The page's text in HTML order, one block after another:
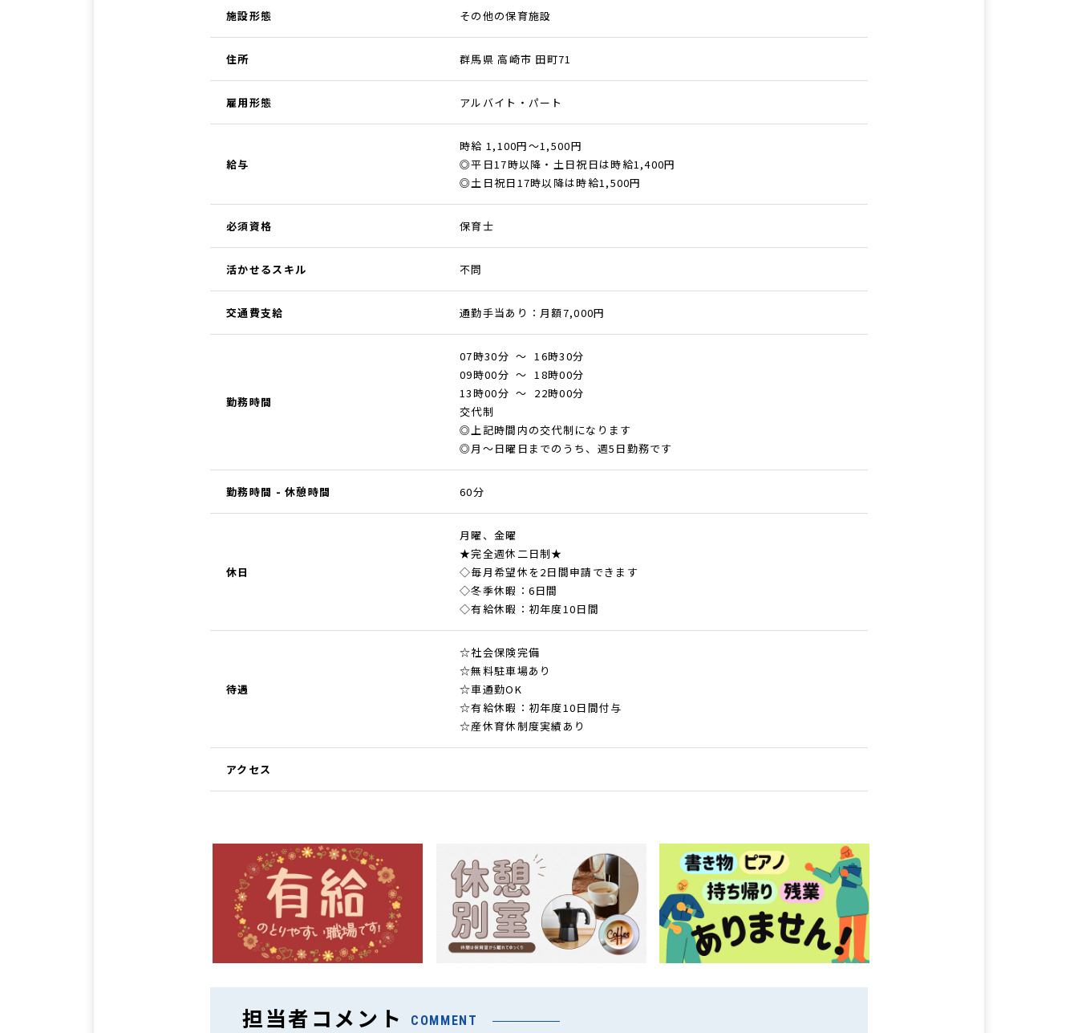
施設形態 その他の保育施設
住所 群馬県 高崎市 田町71
雇用形態 アルバイト・パート
給与
時給 1,100円～1,500円
◎平日17時以降・土日祝日は時給1,400円
◎土日祝日17時以降は時給1,500円
必須資格 保育士
活かせるスキル 不問
交通費支給 通勤手当あり：月額7,000円
勤務時間
07時30分 ～ 16時30分
09時00分 ～ 18時00分
13時00分 ～ 22時00分
交代制
◎上記時間内の交代制になります
◎月～日曜日までのうち、週5日勤務です
勤務時間 - 休憩時間 60分
休日
月曜、金曜
★完全週休二日制★
◇毎月希望休を2日間申請できます
◇冬季休暇：6日間
◇有給休暇：初年度10日間
待遇
☆社会保険完備
☆無料駐車場あり
☆車通勤OK
☆有給休暇：初年度10日間付与
☆産休育休制度実績あり
アクセス
担当者コメント COMMENT